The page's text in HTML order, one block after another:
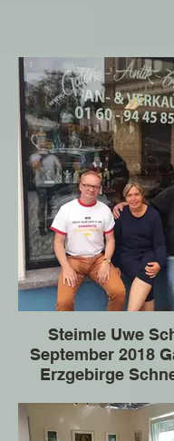
Steimle Uwe
September 2018
Erzgebirge